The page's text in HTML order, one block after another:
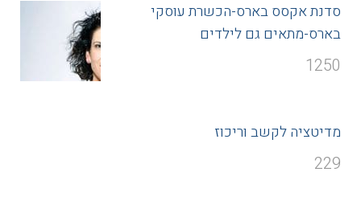
סדנת אקסס בארס-הכשרת עוסקי
בארס-מתאים גם לילדים
1250
מדיטציה לקשב וריכוז
229